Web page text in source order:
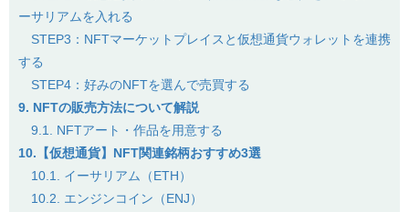
ーサリアムを入れる
STEP3：NFTマーケットプレイスと仮想通貨ウォレットを連携
する
STEP4：好みのNFTを選んで売買する
9. NFTの販売方法について解説
9.1. NFTアート・作品を用意する
10.【仮想通貨】NFT関連銘柄おすすめ3選
10.1. イーサリアム（ETH）
10.2. エンジンコイン（ENJ）